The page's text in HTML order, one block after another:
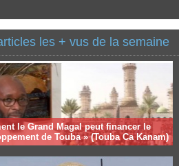
les + vus de la semaine
le Grand Magal peut financer le
de Touba » (Touba Ca Kanam)